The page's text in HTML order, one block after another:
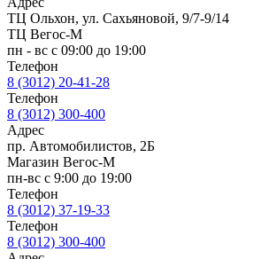
ТЦ Ольхон, ул. Сахьяновой, 9/7-9/14
ТЦ Вегос-М
пн - вс с 09:00 до 19:00
Телефон
8 (3012) 20-41-28
Телефон
8 (3012) 300-400
Адрес
пр. Автомобилистов, 2Б
Магазин Вегос-М
пн-вс с 9:00 до 19:00
Телефон
8 (3012) 37-19-33
Телефон
8 (3012) 300-400